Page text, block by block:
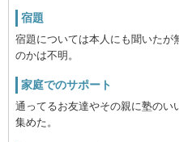
宿題
宿題については本人にも聞いたが
のかは不明。
家庭でのサポート
通ってるお友達やその親に塾のい
集めた。